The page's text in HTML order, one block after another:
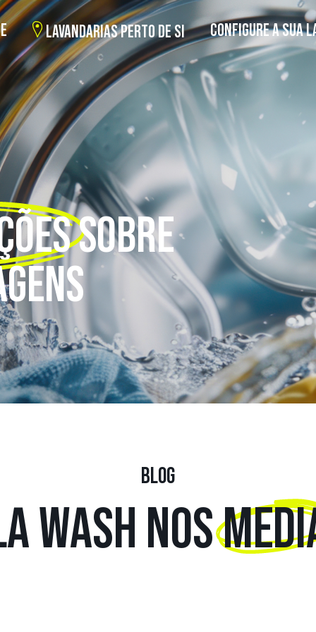
LAVANDARIAS PERTO DE SI CONFIGURE A SUA
SOBRE
BLOG
WASH NOS